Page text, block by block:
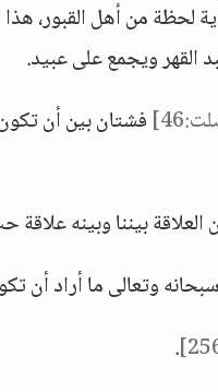
من أهل القبور، هذا
القهر ويجمع على عبيد.
فشتان بين أن
بيننا وبينه علاقة
وتعالى ما أراد أن
.